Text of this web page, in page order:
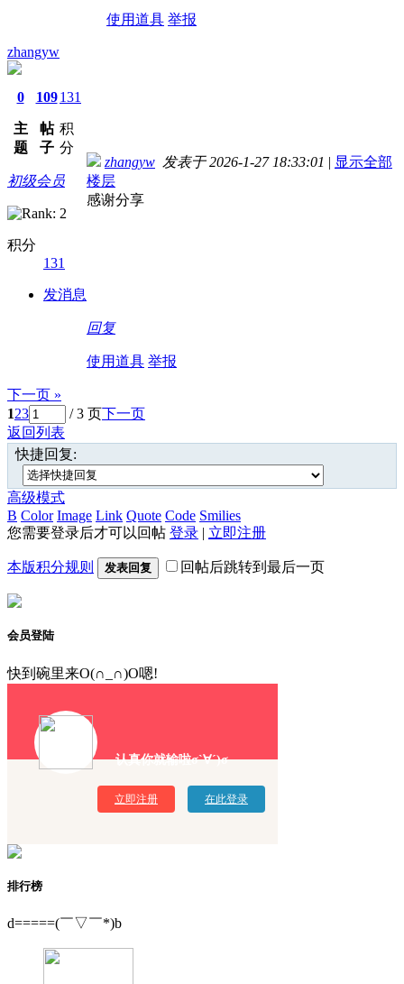
使用道具 举报
zhangyw
0
主
题
109
帖
子
131
积
分
初级会员
积分
131
发消息
zhangyw 发表于 2026-1-27 18:33:01 | 显示全部
楼层
感谢分享
回复
使用道具 举报
下一页 »
123 / 3 页下一页
返回列表
快捷回复:
高级模式
B Color Image Link Quote Code Smilies
您需要登录后才可以回帖 登录 | 立即注册
本版积分规则 发表回复 回帖后跳转到最后一页
会员登陆
快到碗里来O(∩_∩)O嗯!
认真你就输啦σ`∀´)σ
立即注册 在此登录
排行榜
d=====(￣▽￣*)b